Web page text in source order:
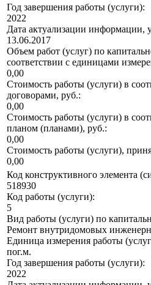
Год завершения работы (услуги):
2022
Дата актуализации информации,
13.06.2017
Объем работ (услуг) по
соответствии с единицами
0,00
Стоимость работы (услуги) в
договорами, руб.:
0,00
Стоимость работы (услуги) в
планом (планами), руб.:
0,00
Стоимость работы (услуги),
0,00
Код конструктивного элемента
518930
Код работы (услуги):
5
Вид работы (услуги) по
Ремонт внутридомовых
Единица измерения работы
пог.м.
Год завершения работы (услуги):
2022